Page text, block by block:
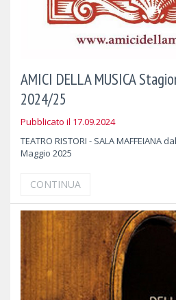
AMICI DELLA MUSICA
2024/25
Pubblicato il 17.09.2024
TEATRO RISTORI - SALA MAFFEIANA
Maggio 2025
CONTINUA